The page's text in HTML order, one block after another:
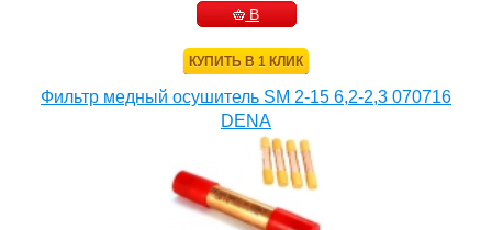
В
КУПИТЬ В 1 КЛИК
Фильтр медный осушитель SM 2-15 6,2-2,3 070716
DENA